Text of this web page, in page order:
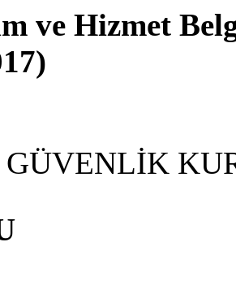
ve Hizmet
GÜVENLİK